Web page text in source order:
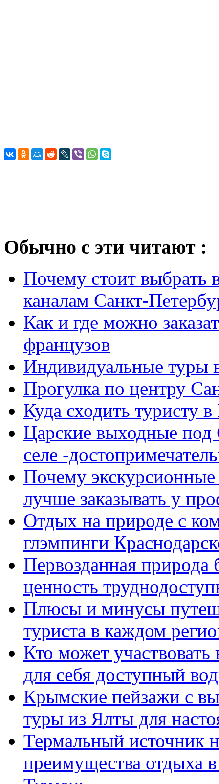
Обычно с эти читают :
Почему стоит выбрать
каналам Санкт-
Как и где можно
французов
Индивидуальные туры
Прогулка по центру
Куда сходить туристу
Царские выходные под
селе -
Почему
лучше заказывать у
Отдых на природе с
глэмпинги
Первозданная природа
ценность
Плюсы и минусы
туриста в каждом
Кто может
для себя доступный
Крымские пейзажи с
туры из Ялты для
Термальный источник
преимущества отдыха